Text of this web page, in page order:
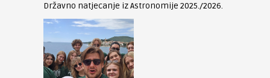
Državno natjecanje iz Astronomije 2025./2026.